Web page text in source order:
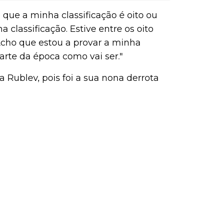
que a minha classificação é oito ou
classificação. Estive entre os oito
que estou a provar a minha
da época como vai ser."
Rublev, pois foi a sua nona derrota